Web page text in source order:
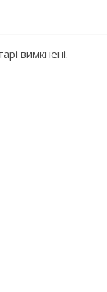
вимкнені.